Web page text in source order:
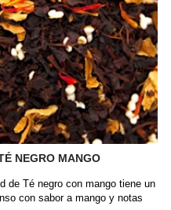
NEGRO MANGO
de Té negro con mango tiene un
con sabor a mango y notas